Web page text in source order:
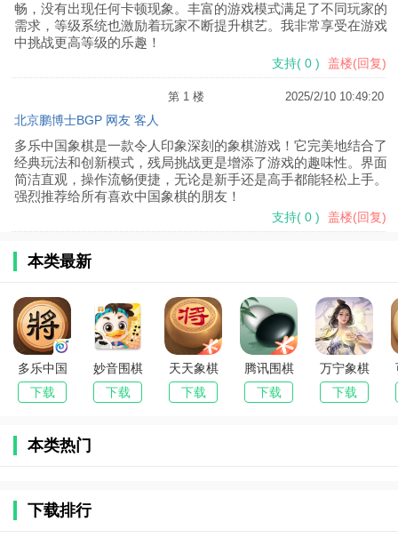
畅，没有出现任何卡顿现象。丰富的游戏模式满足了不同玩家的
需求，等级系统也激励着玩家不断提升棋艺。我非常享受在游戏
中挑战更高等级的乐趣！
支持(0 ) 盖楼(回复)
第 1 楼
北京鹏博士BGP 网友 客人
2025/2/10 10:49:20
多乐中国象棋是一款令人印象深刻的象棋游戏！它完美地结合了
经典玩法和创新模式，残局挑战更是增添了游戏的趣味性。界面
简洁直观，操作流畅便捷，无论是新手还是高手都能轻松上手。
强烈推荐给所有喜欢中国象棋的朋友！
支持(0 ) 盖楼(回复)
本类最新
多乐中国
象棋官方
版下载安
下载
妙音围棋
最新版本
下载
天天象棋
真人对战
免费下载
下载
腾讯围棋
(野狐)手
机版最新
下载
万宁象棋
大招版
下载
本类热门
下载排行